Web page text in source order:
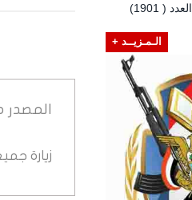
المصدر
زيارة
العدد ( 1901)
الـمـزيــد +